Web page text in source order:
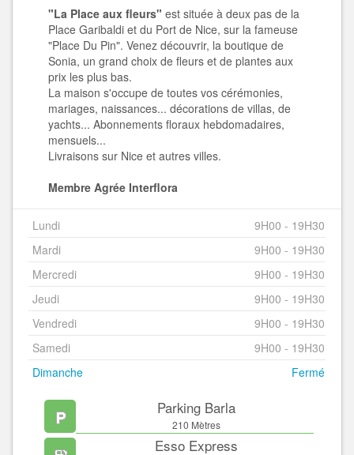
"La Place aux fleurs" est située à deux pas de la
Place Garibaldi et du Port de Nice, sur la fameuse
"Place Du Pin". Venez découvrir, la boutique de
Sonia, un grand choix de fleurs et de plantes aux
prix les plus bas.
La maison s'occupe de toutes vos cérémonies,
mariages, naissances... décorations de villas, de
yachts... Abonnements floraux hebdomadaires,
mensuels...
Livraisons sur Nice et autres villes.
Membre Agrée Interflora
Lundi
9H00 - 19H30
Mardi
9H00 - 19H30
Mercredi
9H00 - 19H30
Jeudi
9H00 - 19H30
Vendredi
9H00 - 19H30
Samedi
9H00 - 19H30
Dimanche
Fermé
Parking Barla
210 Mètres
Esso Express